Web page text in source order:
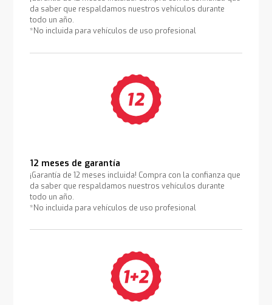
da saber que respaldamos nuestros vehículos durante
todo un año.
*No incluida para vehículos de uso profesional
12 meses de garantía
¡Garantía de 12 meses incluida! Compra con la confianza que
da saber que respaldamos nuestros vehículos durante
todo un año.
*No incluida para vehículos de uso profesional